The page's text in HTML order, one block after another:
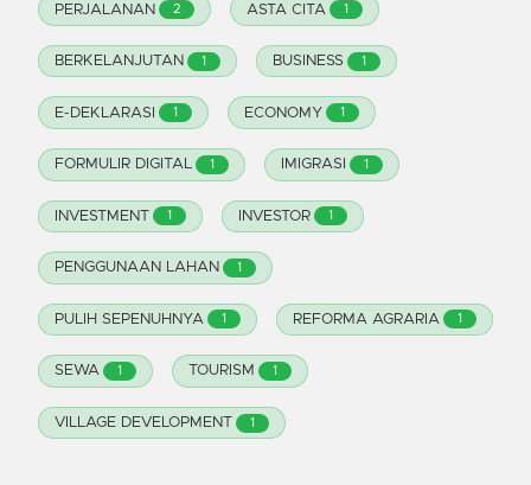
PERJALANAN 2 ASTA CITA 1
BERKELANJUTAN 1 BUSINESS 1
E-DEKLARASI 1 ECONOMY 1
FORMULIR DIGITAL 1 IMIGRASI 1
INVESTMENT 1 INVESTOR 1
PENGGUNAAN LAHAN 1
PULIH SEPENUHNYA 1 REFORMA AGRARIA 1
SEWA 1 TOURISM 1
VILLAGE DEVELOPMENT 1